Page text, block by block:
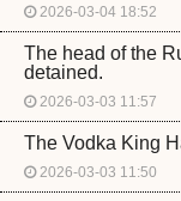
2026-03-04 18:52
The head of the
detained.
2026-03-03 11:57
The Vodka King
2026-03-03 11:50